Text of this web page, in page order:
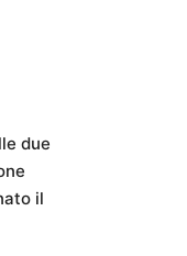
due
il